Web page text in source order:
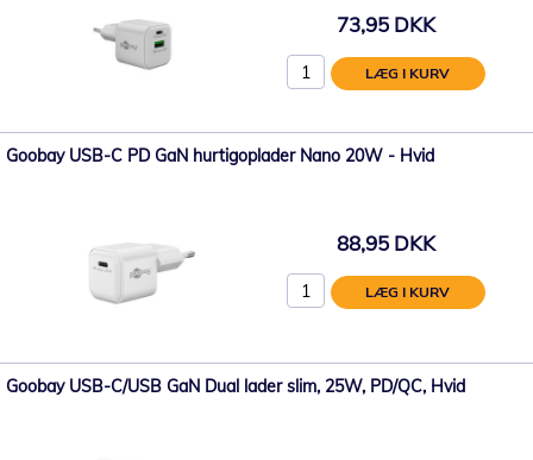
73,95 DKK
LÆG I KURV
Goobay USB-C PD GaN hurtigoplader Nano 20W - Hvid
88,95 DKK
LÆG I KURV
Goobay USB-C/USB GaN Dual lader slim, 25W, PD/QC, Hvid